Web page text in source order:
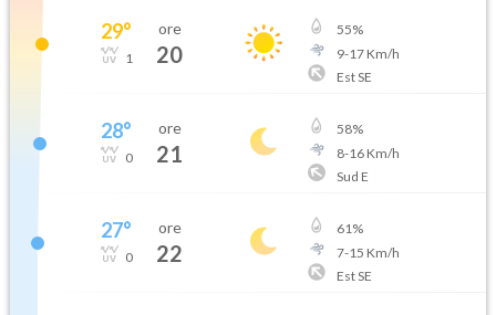
29°
1
ore
20
55%
9-17Km/h
Est SE
28°
0
ore
21
58%
8-16Km/h
Sud E
27°
0
ore
22
61%
7-15 Km/h
Est SE